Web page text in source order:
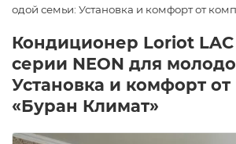
семьи: Установка и комфорт от
Кондиционер Loriot LAC
серии NEON для
Установка и комфорт
«Буран Климат»